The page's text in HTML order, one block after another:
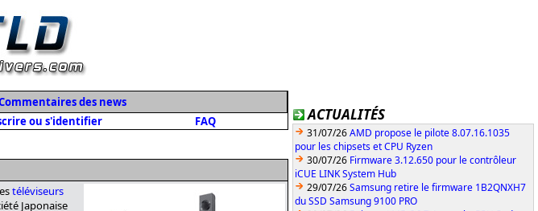
ACTUALITÉS
31/07/26AMD propose le pilote 8.07.16.1035
pour les chipsets et CPU Ryzen
30/07/26 Firmware 3.12.650 pour le contrôleur
iCUE LINK System Hub
29/07/26Samsung retire le firmware 1B2QNXH7
du SSD Samsung 9100 PRO
des news
ou s'identifier FAQ
téléviseurs
Japonaise